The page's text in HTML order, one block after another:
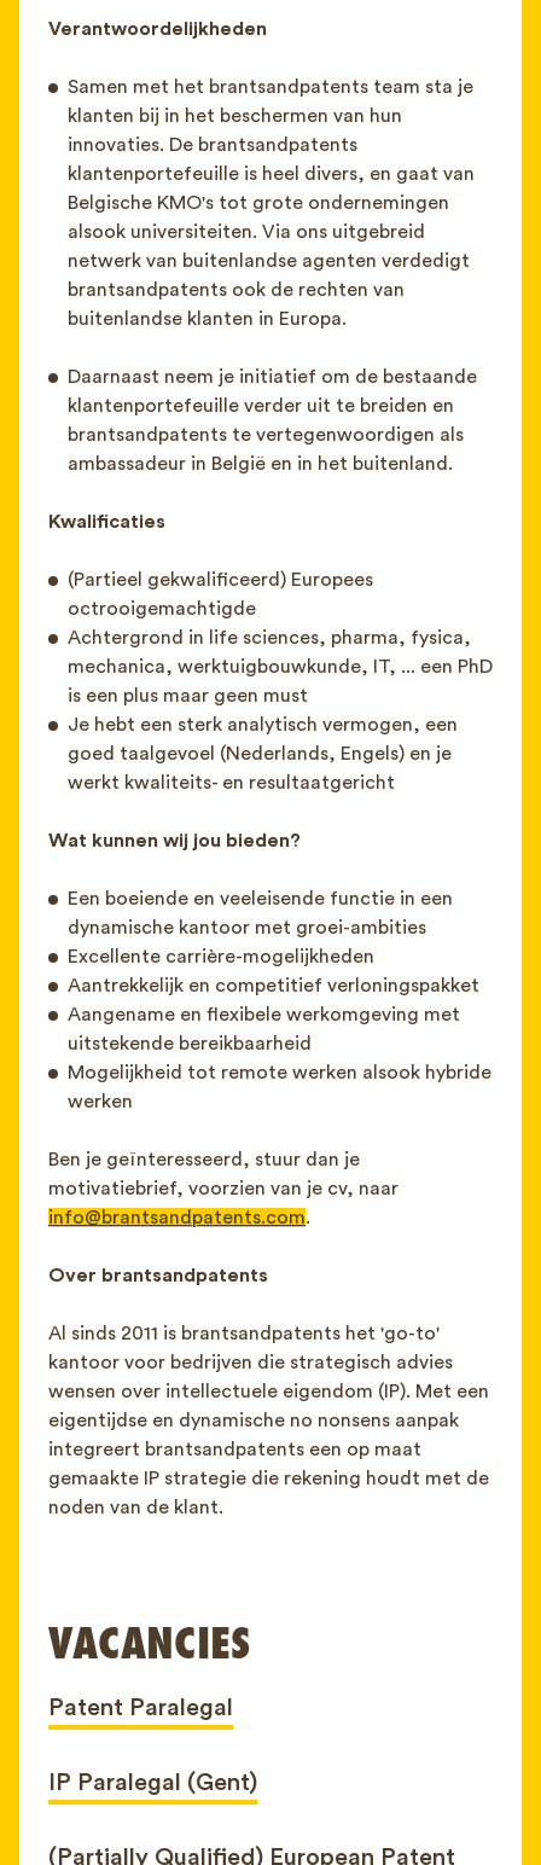
Verantwoordelijkheden
Samen met het brantsandpatents team sta je
klanten bij in het beschermen van hun
innovaties. De brantsandpatents
klantenportefeuille is heel divers, en gaat van
Belgische KMO's tot grote ondernemingen
alsook universiteiten. Via ons uitgebreid
netwerk van buitenlandse agenten verdedigt
brantsandpatents ook de rechten van
buitenlandse klanten in Europa.
Daarnaast neem je initiatief om de bestaande
klantenportefeuille verder uit te breiden en
brantsandpatents te vertegenwoordigen als
ambassadeur in België en in het buitenland.
Kwalificaties
(Partieel gekwalificeerd) Europees
octrooigemachtigde
Achtergrond in life sciences, pharma, fysica,
mechanica, werktuigbouwkunde, IT, ... een PhD
is een plus maar geen must
Je hebt een sterk analytisch vermogen, een
goed taalgevoel (Nederlands, Engels) en je
werkt kwaliteits- en resultaatgericht
Wat kunnen wij jou bieden?
Een boeiende en veeleisende functie in een
dynamische kantoor met groei-ambities
Excellente carrière-mogelijkheden
Aantrekkelijk en competitief verloningspakket
Aangename en flexibele werkomgeving met
uitstekende bereikbaarheid
Mogelijkheid tot remote werken alsook hybride
werken
Ben je geïnteresseerd, stuur dan je
motivatiebrief, voorzien van je cv, naar
info@brantsandpatents.com.
Over brantsandpatents
Al sinds 2011 is brantsandpatents het 'go-to'
kantoor voor bedrijven die strategisch advies
wensen over intellectuele eigendom (IP). Met een
eigentijdse en dynamische no nonsens aanpak
integreert brantsandpatents een op maat
gemaakte IP strategie die rekening houdt met de
noden van de klant.
VACANCIES
Patent Paralegal
IP Paralegal (Gent)
(Partially Qualified) European Patent